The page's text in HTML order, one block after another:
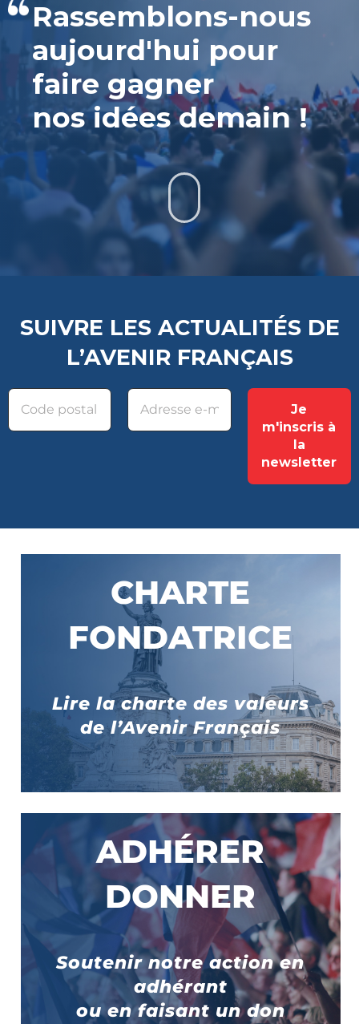
Rassemblons-nous
aujourd'hui pour
faire gagner
nos idées demain !
SUIVRE LES ACTUALITÉS DE
L’AVENIR FRANÇAIS
CHARTE
FONDATRICE
Lire la charte des valeurs
de l’Avenir Français
ADHÉRER
DONNER
Soutenir notre action en
adhérant
ou en faisant un don